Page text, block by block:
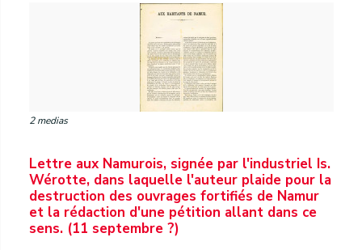
2 medias
Lettre aux Namurois, signée par l'industriel Is.
Wérotte, dans laquelle l'auteur plaide pour la
destruction des ouvrages fortifiés de Namur
et la rédaction d'une pétition allant dans ce
sens. (11 septembre ?)